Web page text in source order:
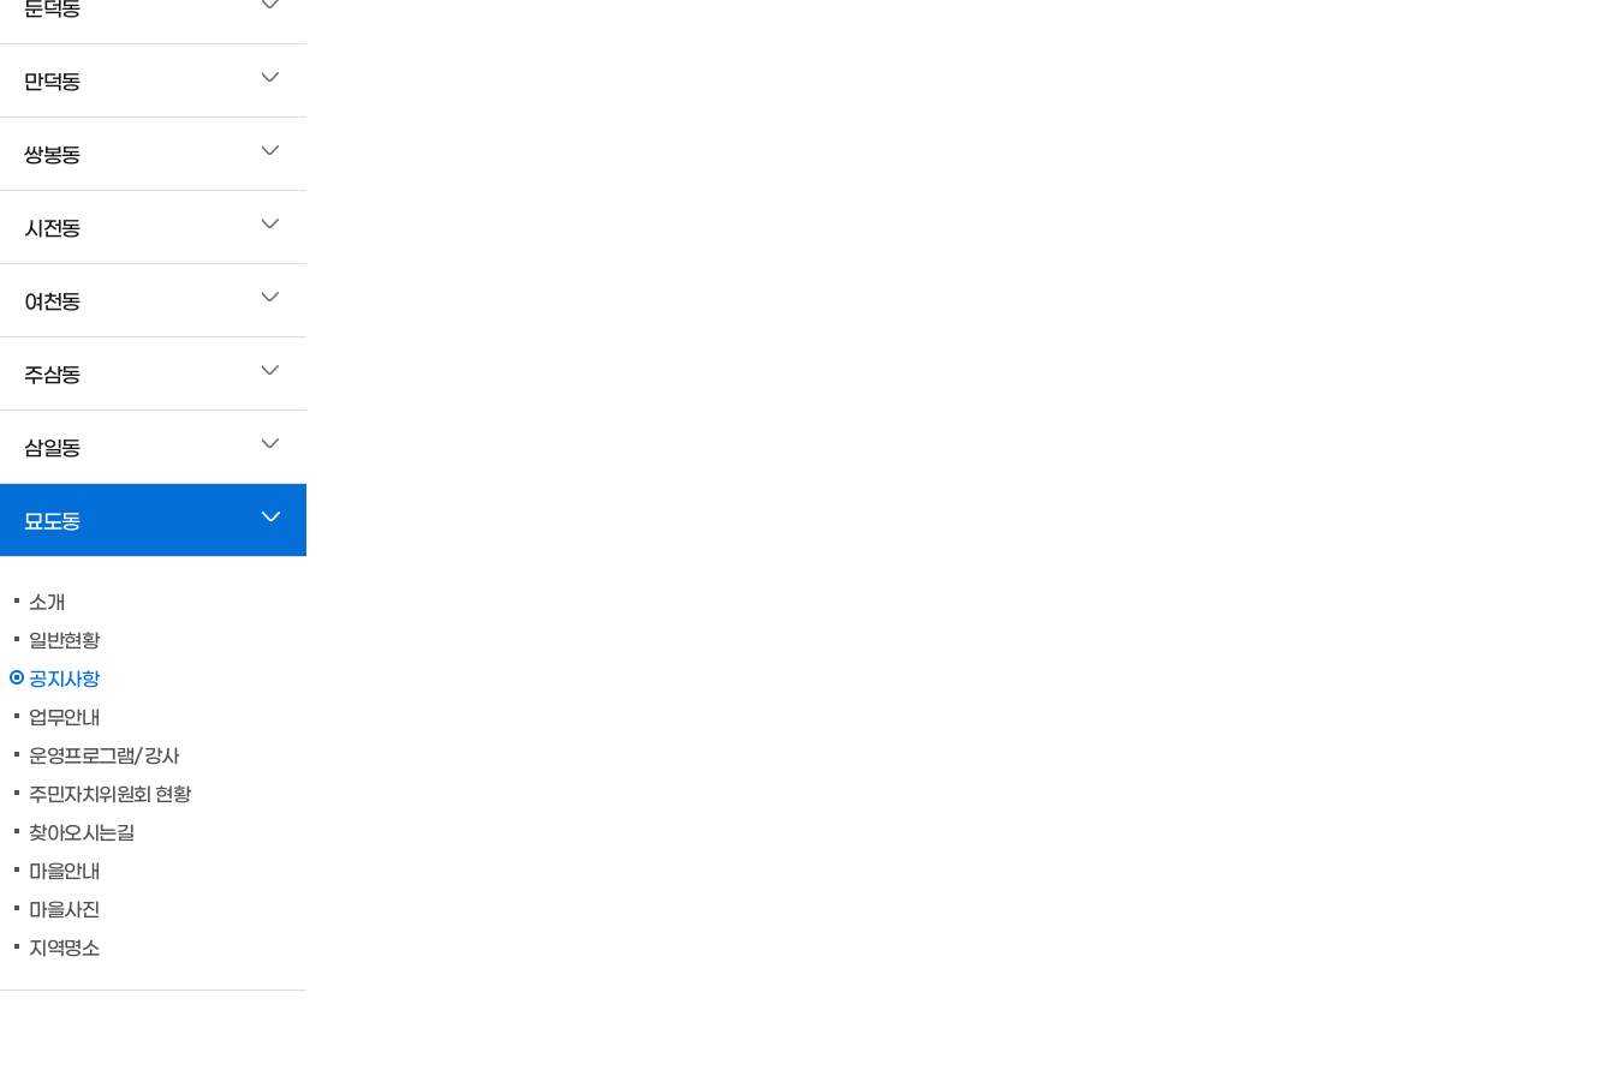
둔덕동
만덕동
쌍봉동
시전동
여천동
주삼동
삼일동
묘도동
소개
일반현황
공지사항
업무안내
운영프로그램/강사
주민자치위원회 현황
찾아오시는길
마을안내
마을사진
지역명소